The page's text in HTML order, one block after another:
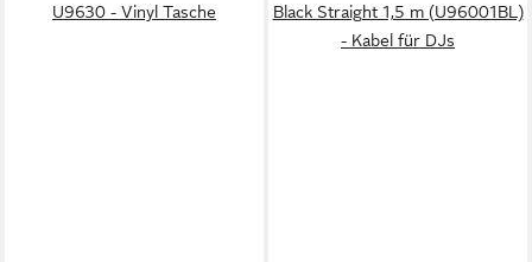
U9630 - Vinyl Tasche
Black Straight 1,5 m (U96001BL)
- Kabel für DJs